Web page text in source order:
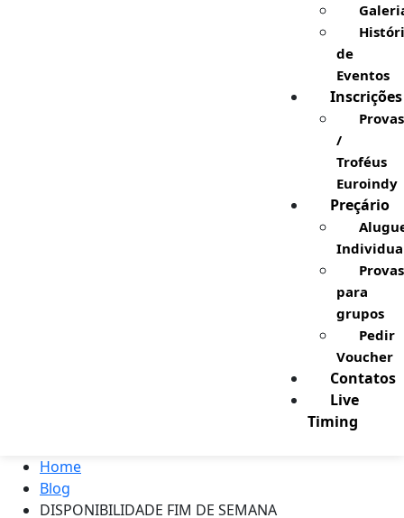
de
Eventos
Inscrições
Provas
/
Troféus
Euroindy
Preçário
Provas
para
grupos
Pedir
Voucher
Contatos
Live
Timing
Home
Blog
DISPONIBILIDADE FIM DE SEMANA